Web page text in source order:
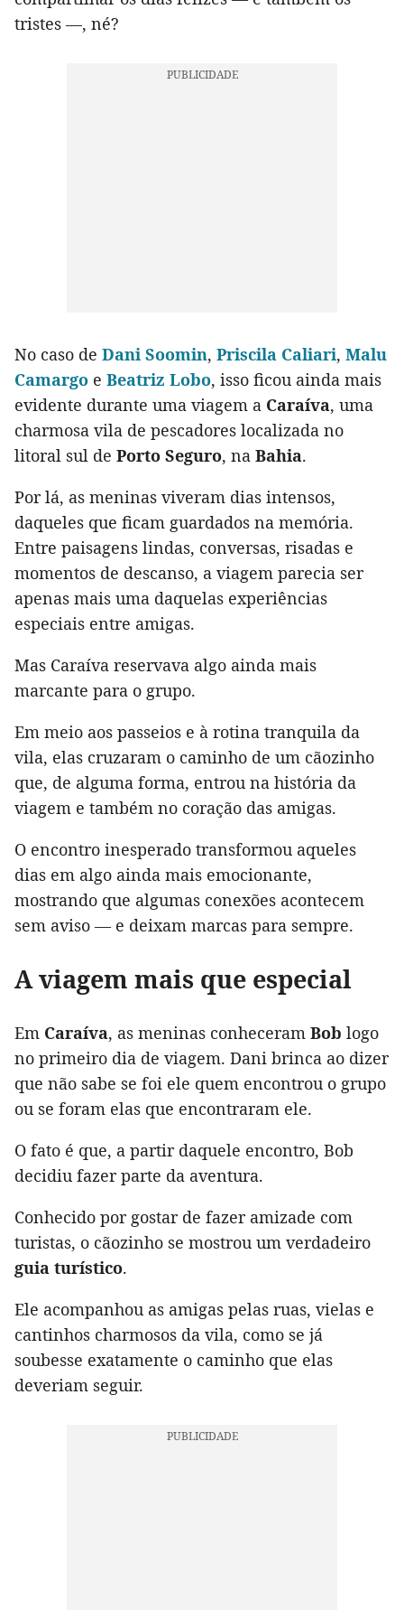
tristes —, né?
No caso de Dani Soomin, Priscila Caliari, Malu
Camargo e Beatriz Lobo, isso ficou ainda mais
evidente durante uma viagem a Caraíva, uma
charmosa vila de pescadores localizada no
litoral sul de Porto Seguro, na Bahia.
Por lá, as meninas viveram dias intensos,
daqueles que ficam guardados na memória.
Entre paisagens lindas, conversas, risadas e
momentos de descanso, a viagem parecia ser
apenas mais uma daquelas experiências
especiais entre amigas.
Mas Caraíva reservava algo ainda mais
marcante para o grupo.
Em meio aos passeios e à rotina tranquila da
vila, elas cruzaram o caminho de um cãozinho
que, de alguma forma, entrou na história da
viagem e também no coração das amigas.
O encontro inesperado transformou aqueles
dias em algo ainda mais emocionante,
mostrando que algumas conexões acontecem
sem aviso — e deixam marcas para sempre.
A viagem mais que especial
Em Caraíva, as meninas conheceram Bob logo
no primeiro dia de viagem. Dani brinca ao dizer
que não sabe se foi ele quem encontrou o grupo
ou se foram elas que encontraram ele.
O fato é que, a partir daquele encontro, Bob
decidiu fazer parte da aventura.
Conhecido por gostar de fazer amizade com
turistas, o cãozinho se mostrou um verdadeiro
guia turístico.
Ele acompanhou as amigas pelas ruas, vielas e
cantinhos charmosos da vila, como se já
soubesse exatamente o caminho que elas
deveriam seguir.